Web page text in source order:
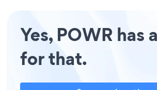
Yes, POWR has
for that.